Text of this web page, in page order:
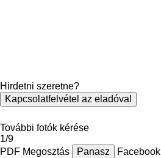
Hirdetni szeretne?
Kapcsolatfelvétel az eladóval
További fotók kérése
1/9
PDF Megosztás Panasz Facebook